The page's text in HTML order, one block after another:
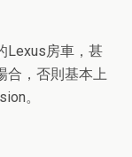
Lexus房車，甚
合，否則基本上
。